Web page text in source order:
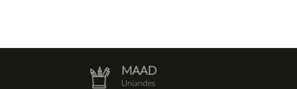
repositorio.png
MAAD
Uniandes